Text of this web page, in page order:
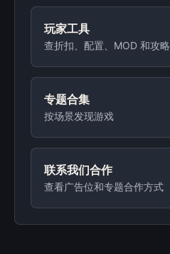
玩家工具
查折扣、配置、MOD 和攻略
专题合集
按场景发现游戏
联系我们合作
查看广告位和专题合作方式